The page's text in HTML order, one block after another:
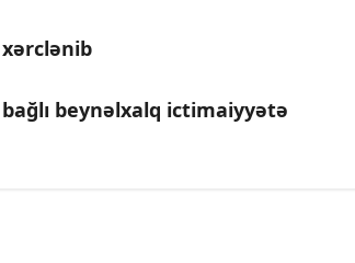
beynəlxalq ictimaiyyətə